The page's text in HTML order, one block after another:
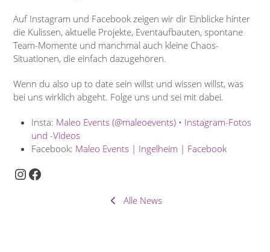
Auf Instagram und Facebook zeigen wir dir Einblicke hinter
die Kulissen, aktuelle Projekte, Eventaufbauten, spontane
Team-Momente und manchmal auch kleine Chaos-
Situationen, die einfach dazugehören.
Wenn du also up to date sein willst und wissen willst, was
bei uns wirklich abgeht. Folge uns und sei mit dabei.
Insta: Maleo Events (@maleoevents) • Instagram-Fotos
und -Videos
Facebook: Maleo Events | Ingelheim | Facebook
Instagram
Facebook
Alle News